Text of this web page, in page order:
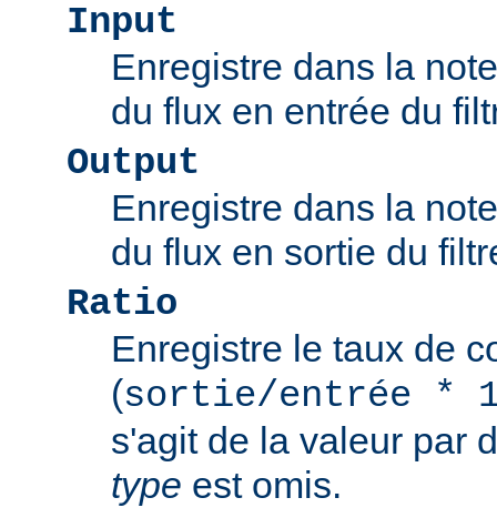
Input
Enregistre dans la
du flux en entrée du
Output
Enregistre dans la
du flux en sortie du
Ratio
Enregistre le taux de
(sortie/entrée *
s'agit de la valeur par
type est omis.